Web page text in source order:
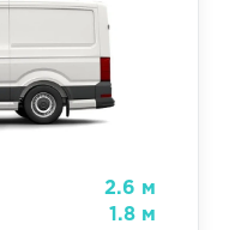
2.6 м
1.8 м